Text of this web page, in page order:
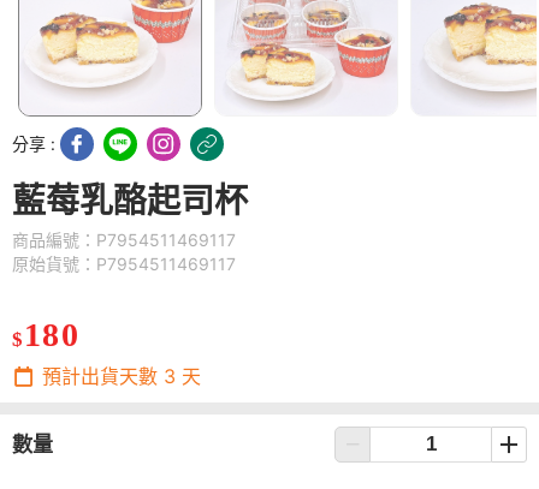
分享 :
藍莓乳酪起司杯
商品編號：P7954511469117
原始貨號：P7954511469117
$ 180
預計出貨天數 3 天
數量